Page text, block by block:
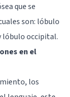
que se
son: lóbulo
occipital.
en el
los